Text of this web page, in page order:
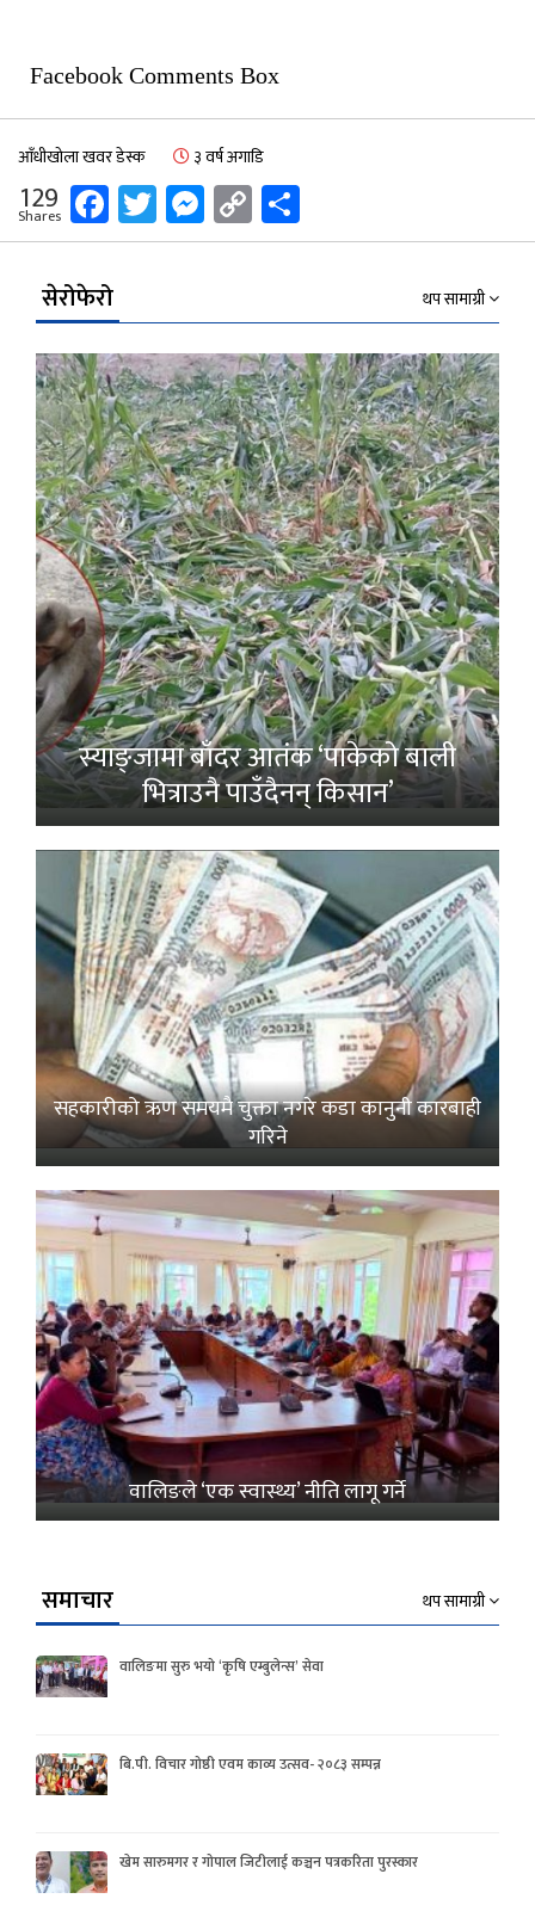
Facebook Comments Box
आँधीखोला खवर डेस्क ३ वर्ष अगाडि
129
Shares Facebook
Twitter
Messenger
Copy
Link
सेरोफेरो थप सामाग्री
स्याङ्जामा बाँदर आतंक ‘पाकेको बाली
भित्राउनै पाउँदैनन् किसान’
सहकारीको ऋण समयमै चुक्ता नगरे कडा कानुनी कारबाही
गरिने
वालिङले ‘एक स्वास्थ्य’ नीति लागू गर्ने
समाचार थप सामाग्री
वालिङमा सुरु भयो ‘कृषि एम्बुलेन्स’ सेवा
बि.पी. विचार गोष्ठी एवम काव्य उत्सव- २०८३ सम्पन्न
खेम सारुमगर र गोपाल जिटीलाई कञ्चन पत्रकरिता पुरस्कार